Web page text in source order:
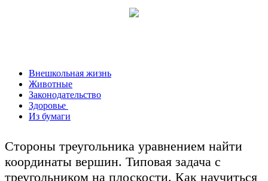
Внешкольная жизнь
Животные
Законодательство
Здоровье
Из бумаги
Стороны треугольника уравнением найти
координаты вершин. Типовая задача с
треугольником на плоскости. Как научиться